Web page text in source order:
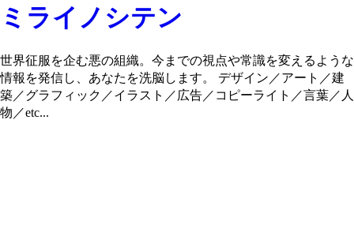
ミライノシテン
世界征服を企む悪の組織。今までの視点や常識を変えるような
情報を発信し、あなたを洗脳します。 デザイン／アート／建
築／グラフィック／イラスト／広告／コピーライト／言葉／人
物／etc...